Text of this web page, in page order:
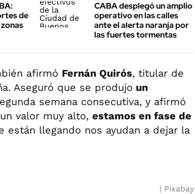
de
CABA desplegó un amplio
operativo en las calles
ante el alerta naranja por
las fuertes tormentas
afirmó Fernán Quirós, titular de
Aseguró que se produjo un
semana consecutiva, y afirmó
valor muy alto, estamos en fase de
están llegando nos ayudan a dejar la
Pixabay